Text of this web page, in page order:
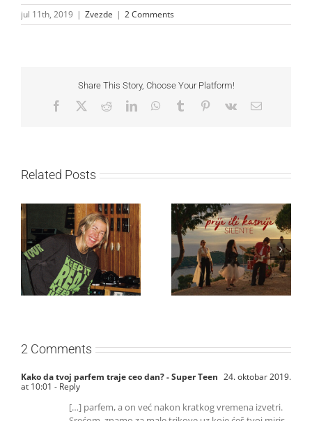
jul 11th, 2019 | Zvezde | 2 Comments
Share This Story, Choose Your Platform!
Facebook RedditLinkedInWhatsApp
Tumblr Pinterest
Vk Email
Related Posts
Ellie Goulding otkriva
nežniju stranu novim
singlom „4 Seasons“
Silente objavio novi
singl “Prije ili kasnije”
2 Comments
Kako da tvoj parfem traje ceo dan? - Super Teen 24. oktobar 2019.
at 10:01 - Reply
[…] parfem, a on već nakon kratkog vremena izvetri.